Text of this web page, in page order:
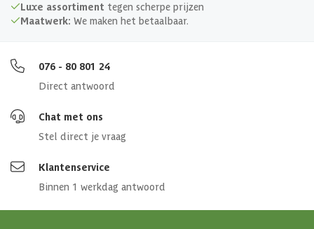
Luxe assortiment tegen scherpe prijzen
Maatwerk: We maken het betaalbaar.
076 - 80 801 24
Direct antwoord
Chat met ons
Stel direct je vraag
Klantenservice
Binnen 1 werkdag antwoord